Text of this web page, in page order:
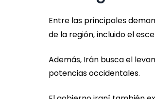
Entre las principales
de la región, incluido el
Además, Irán busca el
potencias occidentales.